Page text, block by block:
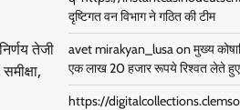
तेजी
दृष्टिगत वन विभाग ने गठित की टीम
avet mirakyan_lusaonमुख्य
एक लाख 20 हजार रूपये रिश्वत लेते हुए
https://